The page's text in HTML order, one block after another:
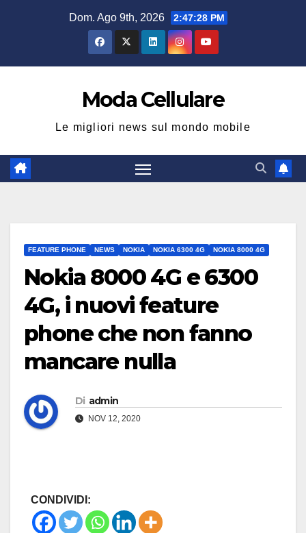
Dom. Ago 9th, 2026 2:47:28 PM
Moda Cellulare
Le migliori news sul mondo mobile
FEATURE PHONE NEWS NOKIA NOKIA 6300 4G NOKIA 8000 4G
Nokia 8000 4G e 6300
4G, i nuovi feature
phone che non fanno
mancare nulla
Di admin
NOV 12, 2020
CONDIVIDI: